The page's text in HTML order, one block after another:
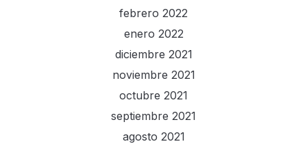
febrero 2022
enero 2022
diciembre 2021
noviembre 2021
octubre 2021
septiembre 2021
agosto 2021